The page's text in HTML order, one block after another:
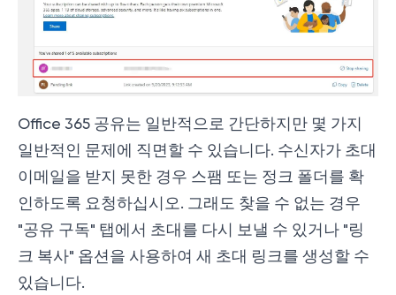
Office 365 공유는 일반적으로 간단하지만 몇 가지
일반적인 문제에 직면할 수 있습니다. 수신자가 초대
이메일을 받지 못한 경우 스팸 또는 정크 폴더를 확
인하도록 요청하십시오. 그래도 찾을 수 없는 경우
"공유 구독" 탭에서 초대를 다시 보낼 수 있거나 "링
크 복사" 옵션을 사용하여 새 초대 링크를 생성할 수
있습니다.